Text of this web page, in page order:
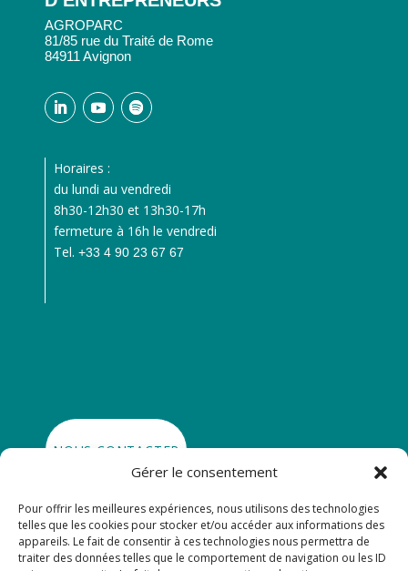
Gérer le consentement
Pour offrir les meilleures expériences, nous utilisons des technologies
telles que les cookies pour stocker et/ou accéder aux informations des
appareils. Le fait de consentir à ces technologies nous permettra de
traiter des données telles que le comportement de navigation ou les ID
AGROPARC
81/85 rue du Traité de Rome
84911 Avignon
Horaires :
du lundi au vendredi
8h30-12h30 et 13h30-17h
fermeture à 16h le vendredi
Tel. +33 4 90 23 67 67
NOUS CONTACTER
 SE RENDRE À CRÉATIVA
